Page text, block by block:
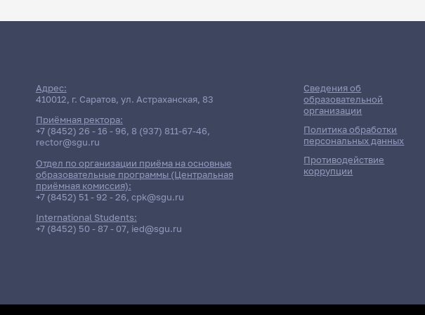
Адрес:
410012, г. Саратов, ул. Астраханская, 83
Приёмная ректора:
+7 (8452) 26 - 16 - 96, 8 (937) 811-67-46,
rector@sgu.ru
Отдел по организации приёма на основные
образовательные программы (Центральная
приёмная комиссия):
+7 (8452) 51 - 92 - 26, cpk@sgu.ru
International Students:
+7 (8452) 50 - 87 - 07, ied@sgu.ru
Сведения об
образовательной
организации
Политика обработки
персональных данных
Противодействие
коррупции